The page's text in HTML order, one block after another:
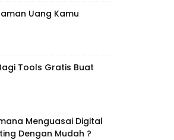
Uang Kamu
Tools Gratis Buat
Menguasai Digital
Dengan Mudah ?